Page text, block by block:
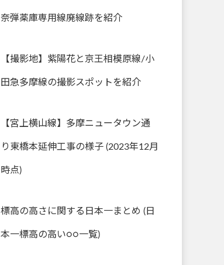
奈弾薬庫専用線廃線跡を紹介
【撮影地】紫陽花と京王相模原線/小
田急多摩線の撮影スポットを紹介
【宮上横山線】多摩ニュータウン通
り東橋本延伸工事の様子 (2023年12月
時点)
標高の高さに関する日本一まとめ (日
本一標高の高い○○一覧)